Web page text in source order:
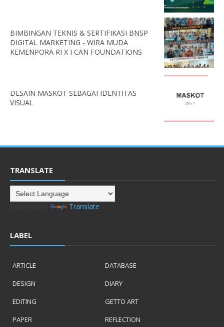
BIMBINGAN TEKNIS & SERTIFIKASI BNSP
DIGITAL MARKETING - WIRA MUDA
KEMENPORA RI X I CAN FOUNDATIONS
DESAIN MASKOT SEBAGAI IDENTITAS
VISUAL
TRANSLATE
Translate
LABEL
ARTICLE
DATABASE
DESIGN
DIARY
EDITING
GETTO ART
PAPER
REFLECTION